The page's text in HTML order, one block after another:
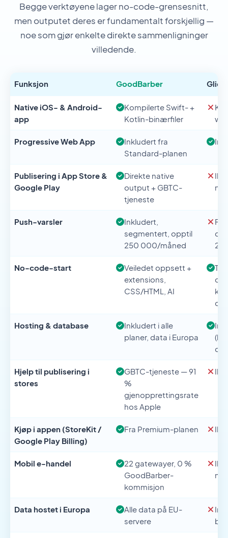
Begge verktøyene lager no-code-grensesnitt,
men outputet deres er fundamentalt forskjellig —
noe som gjør enkelte direkte sammenligninger
villedende.
Funksjon GoodBarber Glide
Native iOS- & Android-
app
Kompilerte Swift- +
Kotlin-binærfiler
Progressive Web App
Inkludert fra
Standard-planen
Publisering i App Store &
Google Play
Direkte native
output + GBTC-
tjeneste
Push-varsler
Inkludert,
segmentert, opptil
250 000/måned
No-code-start
Veiledet oppsett +
extensions,
CSS/HTML, AI
du
Hosting & database
Inkludert i alle
planer, data i Europa
Hjelp til publisering i
stores
GBTC-tjeneste — 91
%
gjenopprettingsrate
hos Apple
Kjøp i appen (StoreKit /
Google Play Billing)
Fra Premium-planen
Mobil e-handel
22 gatewayer, 0 %
GoodBarber-
kommisjon
Data hostet i Europa
Alle data på EU-
servere